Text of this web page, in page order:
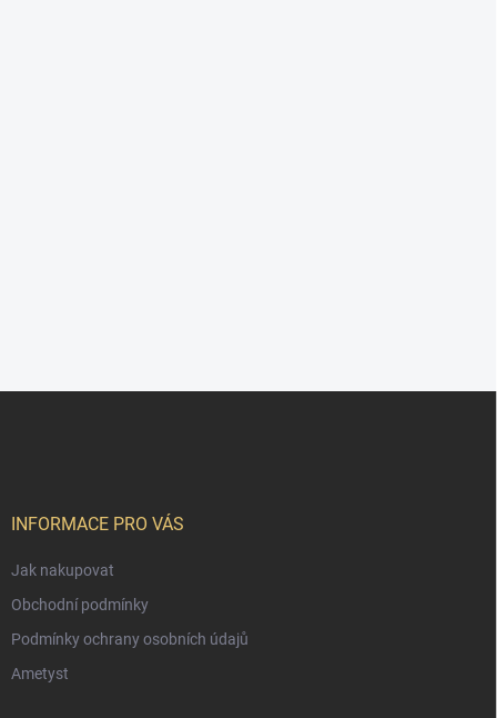
INFORMACE PRO VÁS
Jak nakupovat
Obchodní podmínky
Podmínky ochrany osobních údajů
Ametyst